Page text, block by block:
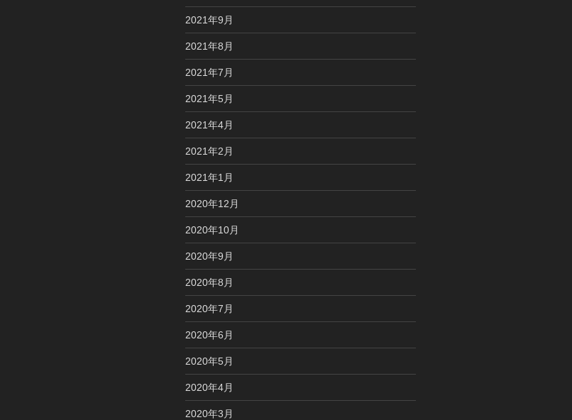
2021年9月
2021年8月
2021年7月
2021年5月
2021年4月
2021年2月
2021年1月
2020年12月
2020年10月
2020年9月
2020年8月
2020年7月
2020年6月
2020年5月
2020年4月
2020年3月